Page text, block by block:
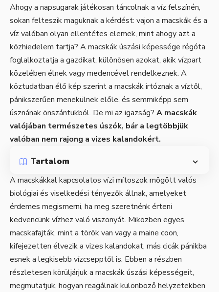
Ahogy a napsugarak játékosan táncolnak a víz felszínén,
sokan felteszik maguknak a kérdést: vajon a macskák és a
víz valóban olyan ellentétes elemek, mint ahogy azt a
közhiedelem tartja? A macskák úszási képessége régóta
foglalkoztatja a gazdikat, különösen azokat, akik vízpart
közelében élnek vagy medencével rendelkeznek. A
köztudatban élő kép szerint a macskák irtóznak a víztől,
pánikszerűen menekülnek előle, és semmiképp sem
úsznának önszántukból. De mi az igazság? A macskák
valójában természetes úszók, bár a legtöbbjük
valóban nem rajong a vizes kalandokért.
Tartalom
A macskákkal kapcsolatos vízi mítoszok mögött valós
biológiai és viselkedési tényezők állnak, amelyeket
érdemes megismerni, ha meg szeretnénk érteni
kedvencünk vízhez való viszonyát. Miközben egyes
macskafajták, mint a török van vagy a maine coon,
kifejezetten élvezik a vizes kalandokat, más cicák pánikba
esnek a legkisebb vízcsepptől is. Ebben a részben
részletesen körüljárjuk a macskák úszási képességeit,
megmutatjuk, hogyan reagálnak különböző helyzetekben